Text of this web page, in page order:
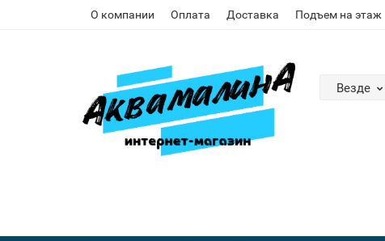
О компании Оплата Доставка Подъем на этаж
Везде